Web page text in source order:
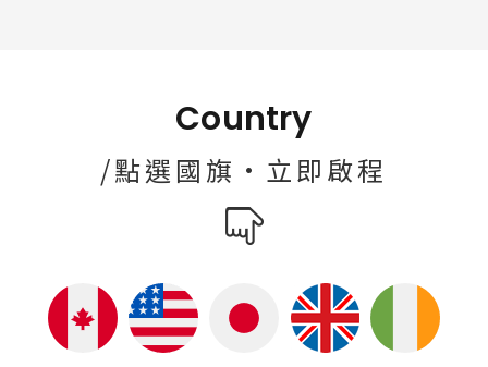
Country
/點選國旗·立即啟程